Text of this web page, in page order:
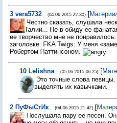
3 vera5732 (04.06.2015 22:30) [
Честно сказать, слушала
Талии... Не в обиду ее
ее творчество мне не
заголовке: FKA Twigs: У меня
Робертом Паттинсоном.
10 Lelishna (05.06.2015 06:25) [
Это точные слова
выделять их кавычками.
2 ПуФыСтИк (04.06.2015 21:42) [
Послушала пару ее песен.